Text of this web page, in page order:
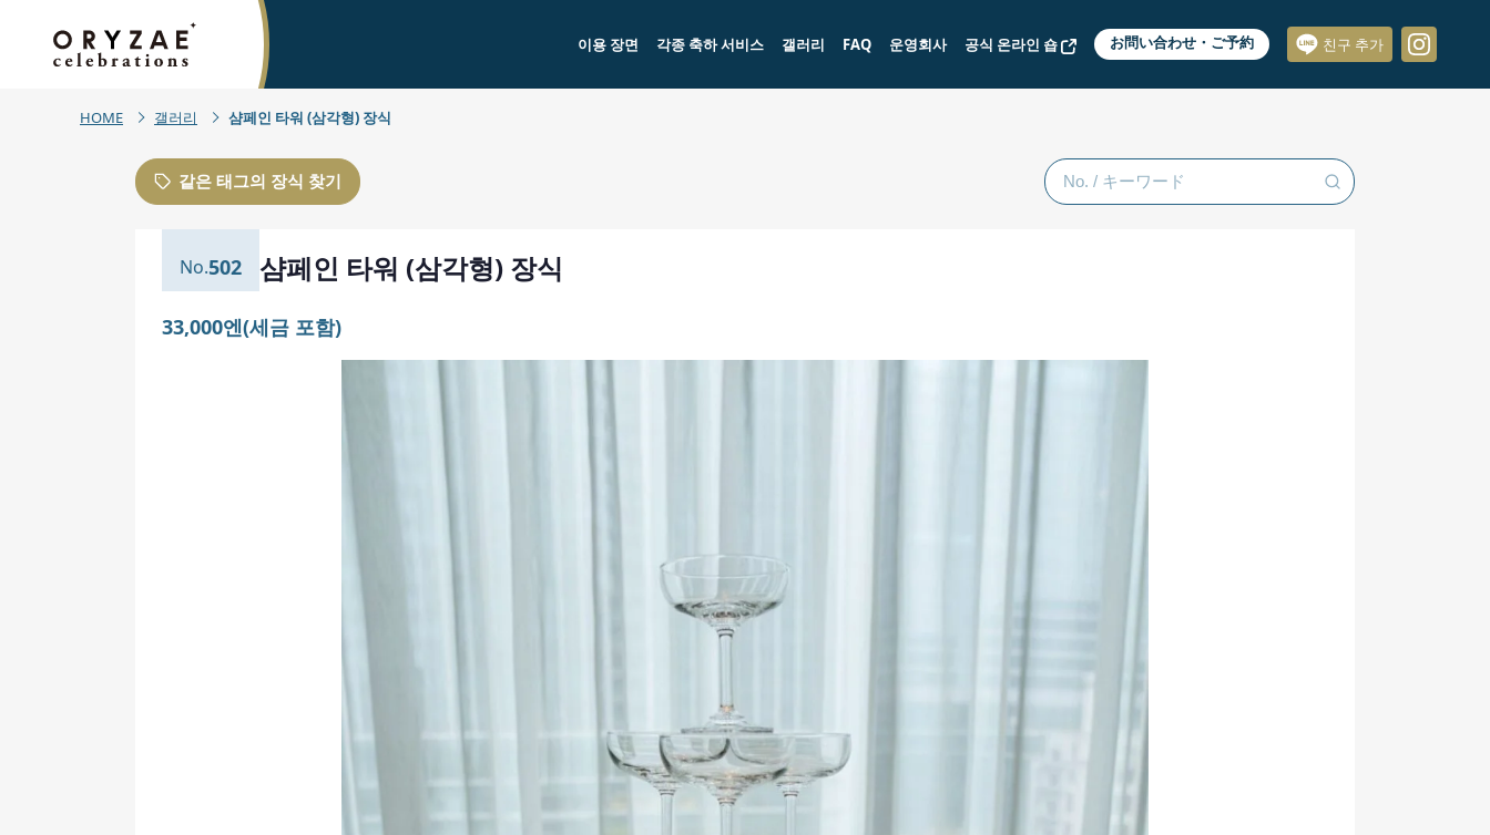
이용 장면 각종 축하 서비스 갤러리 FAQ 운영회사 공식 온라인 숍 お問い合わせ・ご予約 친구 추가
HOME 갤러리 샴페인 타워 (삼각형) 장식
같은 태그의 장식 찾기
502 샴페인 타워 (삼각형) 장식
33,000엔(세금 포함)